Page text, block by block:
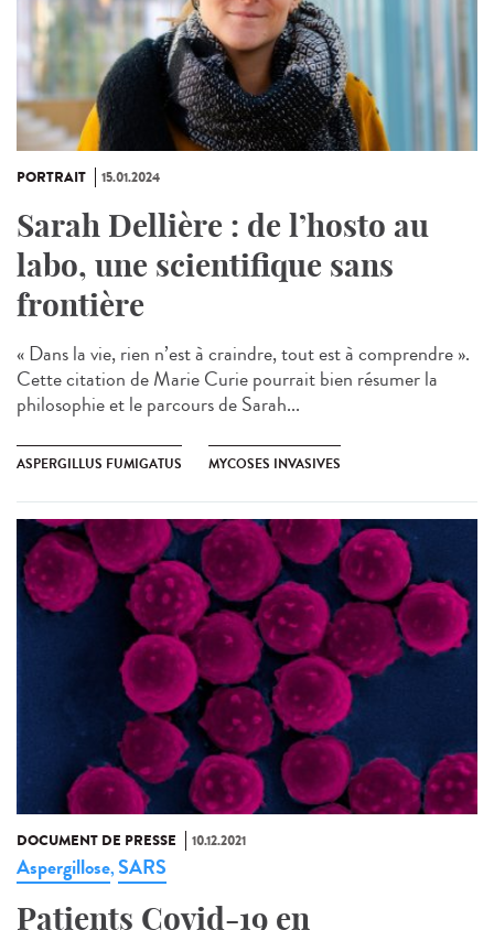
PORTRAIT 15.01.2024
Sarah Dellière : de l’hosto au
labo, une scientifique sans
frontière
« Dans la vie, rien n’est à craindre, tout est à comprendre ».
Cette citation de Marie Curie pourrait bien résumer la
philosophie et le parcours de Sarah...
ASPERGILLUS FUMIGATUS MYCOSES INVASIVES
DOCUMENT DE PRESSE 10.12.2021
Aspergillose,SARS
Patients Covid-19 en